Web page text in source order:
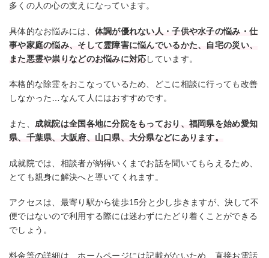
多くの人の心の支えになっています。
具体的なお悩みには、 体調が優れない人・子供や水子の悩み・仕
事や家庭の悩み、そして霊障害に悩んでいるかた、自宅の災い、
また悪霊や祟りなどのお悩みに対応しています。
本格的な除霊をおこなっているため、どこに相談に行っても改善
しなかった…なんて人にはおすすめです。
また、 成就院は全国各地に分院をもっており、福岡県を始め愛知
県、千葉県、大阪府、山口県、大分県などにあります。
成就院では、相談者が納得いくまでお話を聞いてもらえるため、
とても親身に解決へと導いてくれます。
アクセスは、最寄り駅から徒歩15分と少し歩きますが、決して不
便ではないので利用する際には迷わずにたどり着くことができる
でしょう。
料金等の詳細は、ホームページには記載がないため、直接お電話